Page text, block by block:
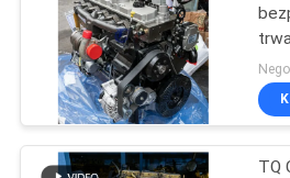
Pompa
KAWASAK
TQ